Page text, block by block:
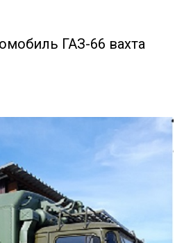
ГАЗ-66 вахта